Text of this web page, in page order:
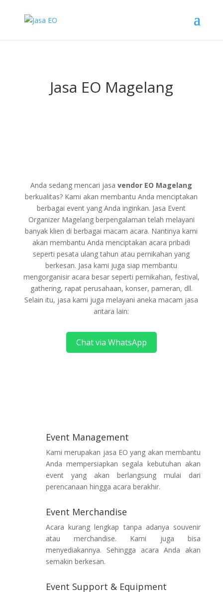
Jasa EO Magelang
Anda sedang mencari jasavendor EO Magelang
berkualitas? Kami akan membantu Anda menciptakan
berbagai event yang Anda inginkan. Jasa Event
Organizer Magelang berpengalaman telah melayani
banyak klien di berbagai macam acara. Nantinya kami
akan membantu Anda menciptakan acara pribadi
seperti pesata ulang tahun atau pernikahan yang
berkesan. Jasa kami juga siap membantu
mengorganisir acara besar seperti pernikahan, festival,
gathering, rapat perusahaan, konser, pameran, dll.
Selain itu, jasa kami juga melayani aneka macam jasa
antara lain:
Chat via WhatsApp
Event Management
Kami merupakan jasa EO yang akan membantu
Anda mempersiapkan segala kebutuhan akan
event yang akan berlangsung mulai dari
perencanaan hingga acara berakhir.
Event Merchandise
Acara kurang lengkap tanpa adanya souvenir
atau merchandise. Kami juga bisa
menyediakannya. Sehingga acara Anda akan
semakin berkesan.
Event Support & Equipment